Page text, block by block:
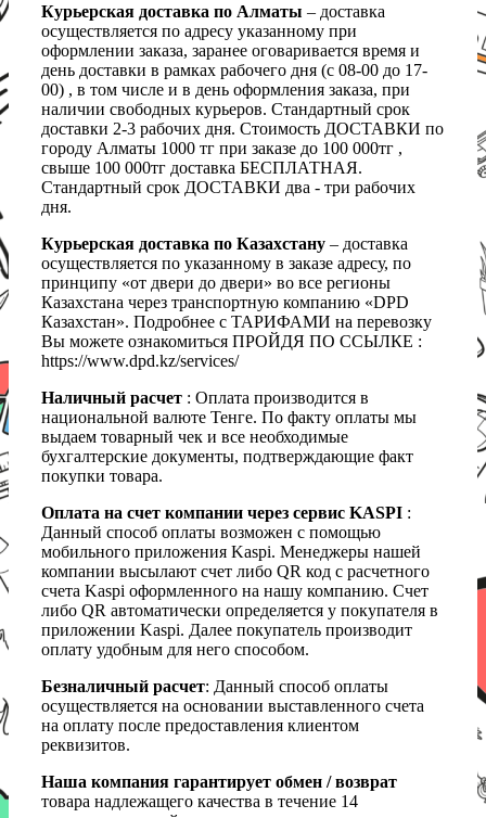
Курьерская доставка по Алматы – доставка
осуществляется по адресу указанному при
оформлении заказа, заранее оговаривается время и
день доставки в рамках рабочего дня (с 08-00 до 17-
00) , в том числе и в день оформления заказа, при
наличии свободных курьеров. Стандартный срок
доставки 2-3 рабочих дня. Стоимость ДОСТАВКИ по
городу Алматы 1000 тг при заказе до 100 000тг ,
свыше 100 000тг доставка БЕСПЛАТНАЯ.
Стандартный срок ДОСТАВКИ два - три рабочих
дня.
Курьерская доставка по Казахстану – доставка
осуществляется по указанному в заказе адресу, по
принципу «от двери до двери» во все регионы
Казахстана через транспортную компанию «DPD
Казахстан». Подробнее с ТАРИФАМИ на перевозку
Вы можете ознакомиться ПРОЙДЯ ПО ССЫЛКЕ :
https://www.dpd.kz/services/
Наличный расчет : Оплата производится в
национальной валюте Тенге. По факту оплаты мы
выдаем товарный чек и все необходимые
бухгалтерские документы, подтверждающие факт
покупки товара.
Оплата на счет компании через сервис KASPI :
Данный способ оплаты возможен с помощью
мобильного приложения Kaspi. Менеджеры нашей
компании высылают счет либо QR код с расчетного
счета Kaspi оформленного на нашу компанию. Счет
либо QR автоматически определяется у покупателя в
приложении Kaspi. Далее покупатель производит
оплату удобным для него способом.
Безналичный расчет: Данный способ оплаты
осуществляется на основании выставленного счета
на оплату после предоставления клиентом
реквизитов.
Наша компания гарантирует обмен / возврат
товара надлежащего качества в течение 14